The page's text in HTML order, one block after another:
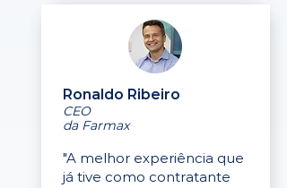
Ronaldo Ribeiro
CEO
da Farmax
"A melhor experiência que
já tive como contratante